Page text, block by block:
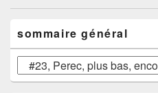
articles
principale
de
widget
pour
la
sommaire général
sommaire
général